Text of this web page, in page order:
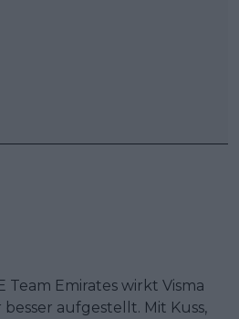
Team Emirates wirkt Visma
aufgestellt. Mit Kuss,